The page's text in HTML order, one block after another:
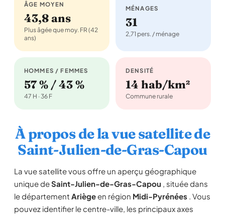
ÂGE MOYEN
43,8 ans
Plus âgée que moy. FR (42
ans)
MÉNAGES
31
2,71 pers. / ménage
HOMMES / FEMMES
57 % / 43 %
47 H · 36 F
DENSITÉ
14 hab/km²
Commune rurale
À propos de la vue satellite de
Saint-Julien-de-Gras-Capou
La vue satellite vous offre un aperçu géographique
unique deSaint-Julien-de-Gras-Capou , située dans
le département Ariègeen région Midi-Pyrénées . Vous
pouvez identifier le centre-ville, les principaux axes